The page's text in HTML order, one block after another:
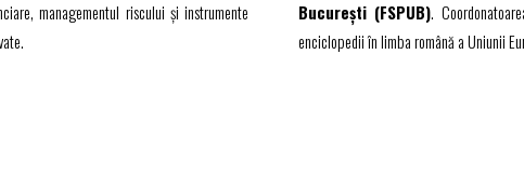
managementul riscului și instrumente
București (FSPUB).
enciclopedii în limba română a Uniunii